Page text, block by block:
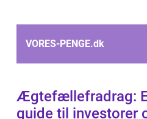
VORES-PENGE.dk
Ægtefællefradrag:
guide til investorer